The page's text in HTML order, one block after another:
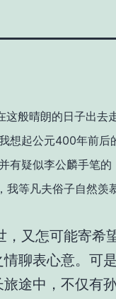
般晴朗的日子出去
想起公元400年前后
有疑似李公麟手笔的
我等凡夫俗子自然羡
，又怎可能寄希
聊表心意。可
途中，不仅有